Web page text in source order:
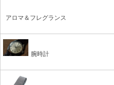
アロマ＆フレグランス
腕時計